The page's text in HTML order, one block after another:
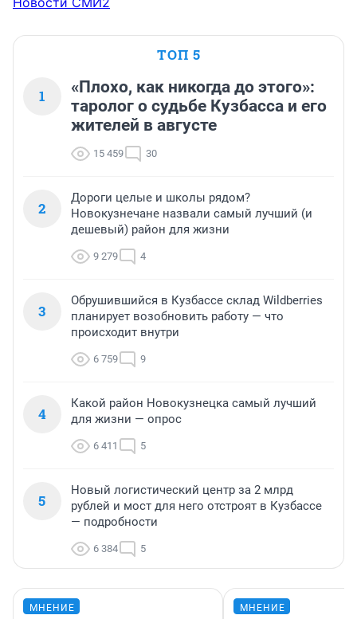
ТОП 5
1
«Плохо, как никогда до этого»:
таролог о судьбе Кузбасса и его
жителей в августе
15 459 30
2
Дороги целые и школы рядом?
Новокузнечане назвали самый лучший (и
дешевый) район для жизни
9 279 4
3
Обрушившийся в Кузбассе склад Wildberries
планирует возобновить работу — что
происходит внутри
6 759 9
4
Какой район Новокузнецка самый лучший
для жизни — опрос
6 411 5
5
Новый логистический центр за 2 млрд
рублей и мост для него отстроят в Кузбассе
— подробности
6 384 5
МНЕНИЕ МНЕНИЕ